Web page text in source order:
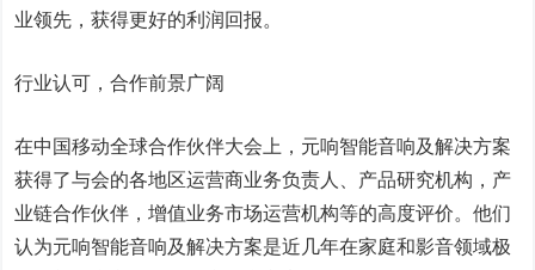
业领先，获得更好的利润回报。
行业认可，合作前景广阔
在中国移动全球合作伙伴大会上，元响智能音响及解决方案
获得了与会的各地区运营商业务负责人、产品研究机构，产
业链合作伙伴，增值业务市场运营机构等的高度评价。他们
认为元响智能音响及解决方案是近几年在家庭和影音领域极